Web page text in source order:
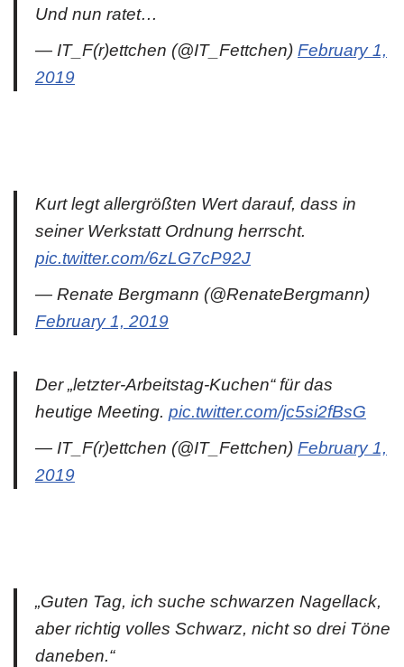
Und nun ratet…
— IT_F(r)ettchen (@IT_Fettchen) February 1,
2019
Kurt legt allergrößten Wert darauf, dass in
seiner Werkstatt Ordnung herrscht.
pic.twitter.com/6zLG7cP92J
— Renate Bergmann (@RenateBergmann)
February 1, 2019
Der „letzter-Arbeitstag-Kuchen“ für das
heutige Meeting. pic.twitter.com/jc5si2fBsG
— IT_F(r)ettchen (@IT_Fettchen) February 1,
2019
„Guten Tag, ich suche schwarzen Nagellack,
aber richtig volles Schwarz, nicht so drei Töne
daneben.“